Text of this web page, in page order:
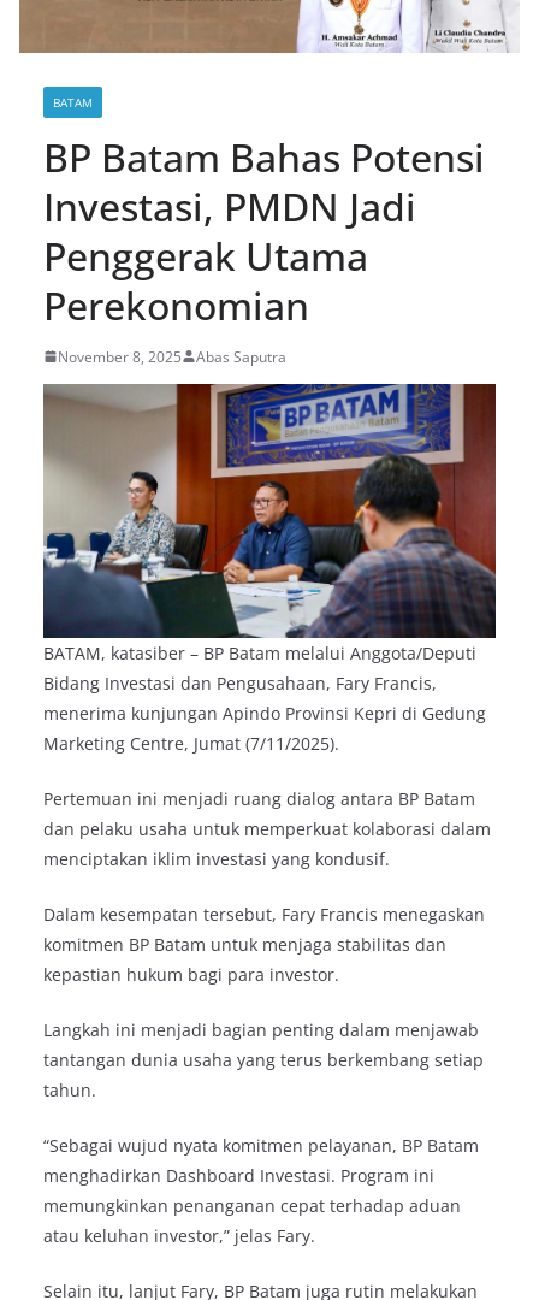
BATAM
BP Batam Bahas Potensi
Investasi, PMDN Jadi
Penggerak Utama
Perekonomian
November 8, 2025 Abas Saputra
BATAM, katasiber – BP Batam melalui Anggota/Deputi
Bidang Investasi dan Pengusahaan, Fary Francis,
menerima kunjungan Apindo Provinsi Kepri di Gedung
Marketing Centre, Jumat (7/11/2025).
Pertemuan ini menjadi ruang dialog antara BP Batam
dan pelaku usaha untuk memperkuat kolaborasi dalam
menciptakan iklim investasi yang kondusif.
Dalam kesempatan tersebut, Fary Francis menegaskan
komitmen BP Batam untuk menjaga stabilitas dan
kepastian hukum bagi para investor.
Langkah ini menjadi bagian penting dalam menjawab
tantangan dunia usaha yang terus berkembang setiap
tahun.
“Sebagai wujud nyata komitmen pelayanan, BP Batam
menghadirkan Dashboard Investasi. Program ini
memungkinkan penanganan cepat terhadap aduan
atau keluhan investor,” jelas Fary.
Selain itu, lanjut Fary, BP Batam juga rutin melakukan